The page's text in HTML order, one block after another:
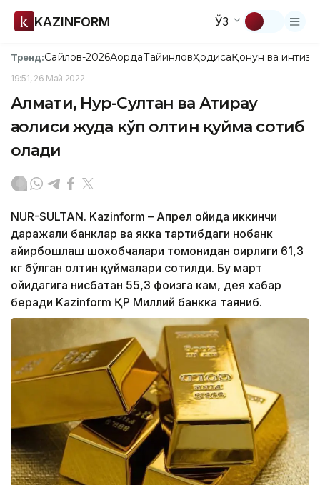
KAZINFORM ЎЗ
Тренд:Сайлов-2026АқордаТайинловҲодисаҚонун ва
19:51, 26 Май 2022
Алмати, Нур-Султан ва Атирау
аҳолиси жуда кўп олтин қуйма сотиб
олади
NUR-SULTAN. Kazinform – Апрел ойида иккинчи
даражали банклар ва якка тартибдаги нобанк
айирбошлаш шохобчалари томонидан оғирлиги 61,3
кг бўлган олтин қуймалари сотилди. Бу март
ойидагига нисбатан 55,3 фоизга кам, дея хабар
беради Kazinform ҚР Миллий банкка таяниб.